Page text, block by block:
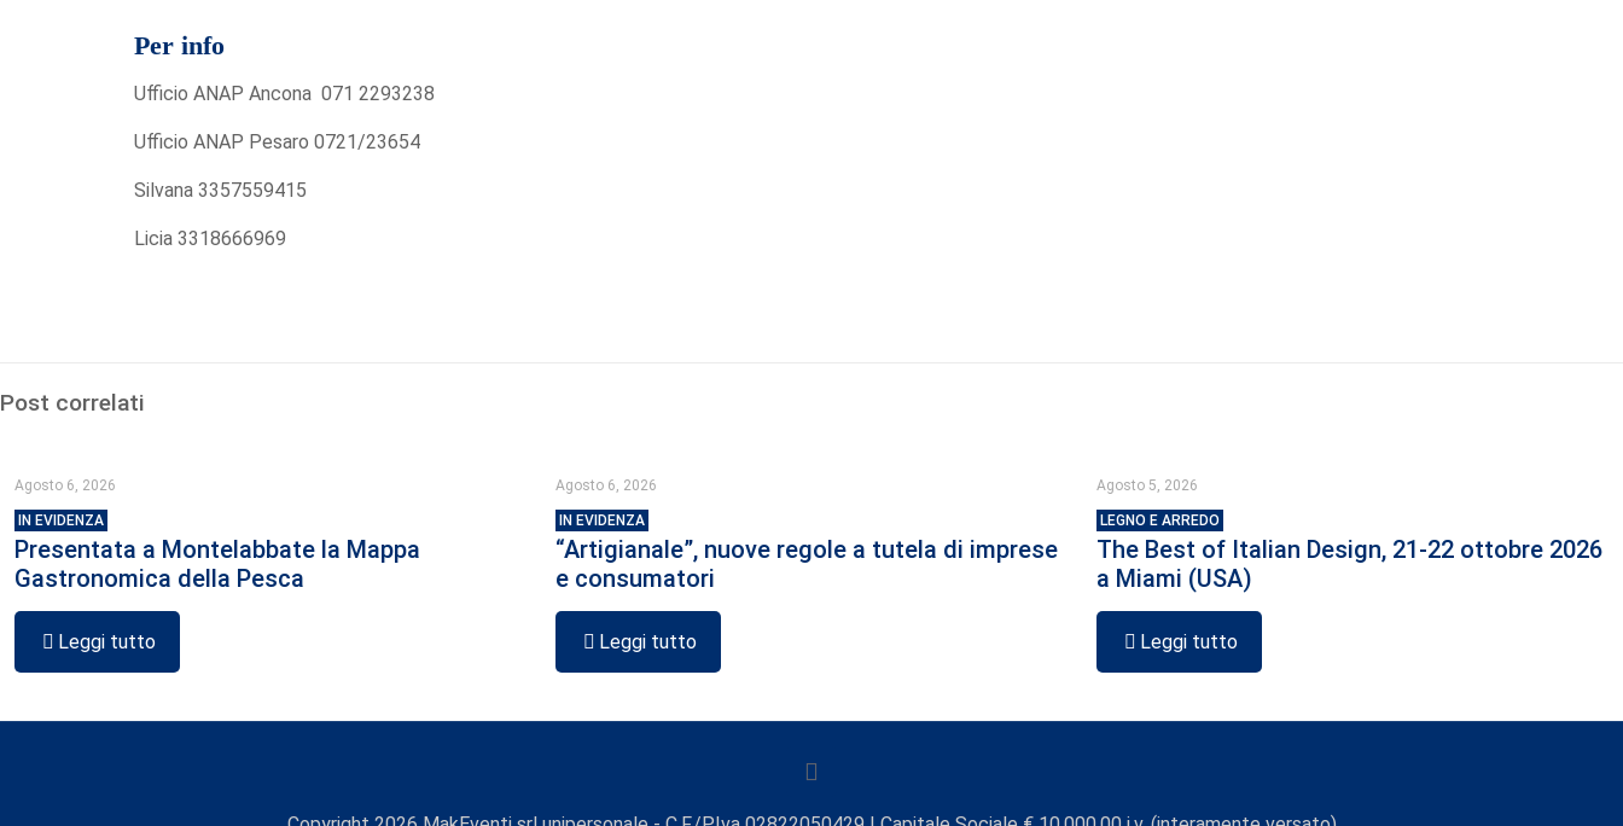
Per info
Ufficio ANAP Ancona 071 2293238
Ufficio ANAP Pesaro 0721/23654
Silvana 3357559415
Licia 3318666969
Post correlati
Agosto 6, 2026
IN EVIDENZA
Presentata a Montelabbate la Mappa
Gastronomica della Pesca
Leggi tutto
Agosto 6, 2026
IN EVIDENZA
“Artigianale”, nuove regole a tutela di imprese
e consumatori
Leggi tutto
Agosto 5, 2026
LEGNO E ARREDO
The Best of Italian Design, 21-22 ottobre 2026
a Miami (USA)
Leggi tutto